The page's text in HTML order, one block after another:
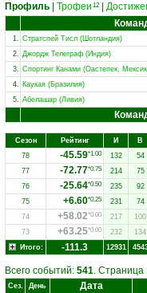
Профиль Трофеи 12
1. Стратспей Тисл (Шотландия)
2. Джордж Телеграф (Индия)
3. Спортинг Канами (Оастепек,
4. Каукая (Бразилия)
5. Абелашар (Ливия)
Сезон Рейтинг И В
78
-45.59*1.00 132 54
77
-72.77*0.75 214 75
76
-25.64*0.50 235 92
75
+6.60*0.25 231 74
74
+58.02*0.00 217 100
73
+63.25*0.00 232 134
Итого:
-111.3 12931
Всего событий: 541. Страница
Сез. День Дата